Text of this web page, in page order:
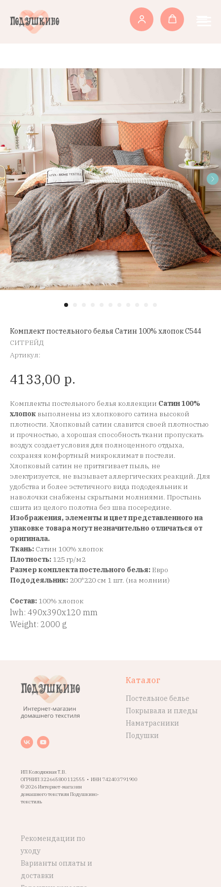
Комплект постельного белья Сатин 100% хлопок C544
СИТРЕЙД
Артикул:
4133,00 р.
Комплекты постельного белья коллекции Сатин 100%
хлопок выполнены из хлопкового сатина высокой
плотности. Хлопковый сатин славится своей плотностью
и прочностью, а хорошая способность ткани пропускать
воздух создает условия для полноценного отдыха,
сохраняя комфортный микроклимат в постели.
Хлопковый сатин не притягивает пыль, не
электризуется, не вызывает аллергических реакций. Для
удобства и более эстетичного вида пододеяльник и
наволочки снабжены скрытыми молниями. Простынь
сшита из целого полотна без шва посередине.
Изображения, элементы и цвет представленного на
упаковке товара могут незначительно отличаться от
оригинала.
Ткань: Сатин 100% хлопок
Плотность: 125 гр/м2
Размер комплекта постельного белья: Евро
Пододеяльник: 200*220 см 1 шт. (на молнии)
Состав: 100% хлопок
lwh: 490x390x120 mm
Weight: 2000 g
ИП Колодяжная Т.В.
ОГРНИП 322665800112555 • ИНН 742403791900
© 2026 Интернет-магазин
домашнего текстиля Подушкино-
текстиль
Каталог
Постельное белье
Покрывала и пледы
Наматрасники
Подушки
Рекомендации по
уходу
Варианты оплаты и
доставки